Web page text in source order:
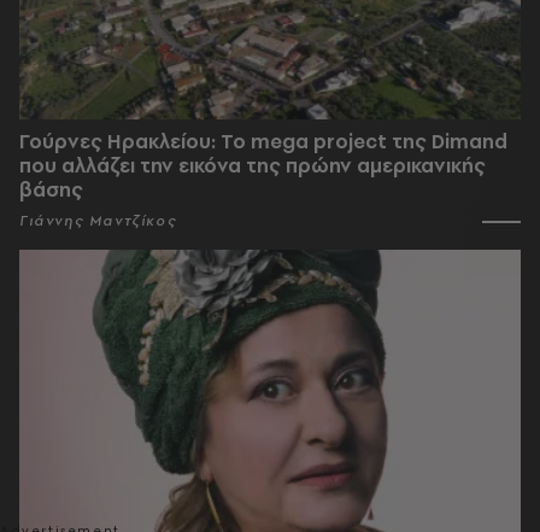
Γούρνες Ηρακλείου: To mega project της Dimand
που αλλάζει την εικόνα της πρώην αμερικανικής
βάσης
Γιάννης Μαντζίκος